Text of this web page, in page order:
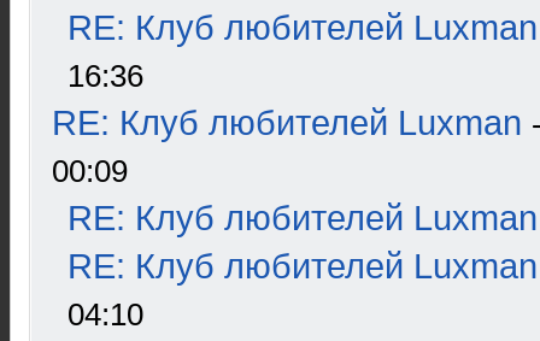
RE: Клуб любителей Luxman
16:36
RE: Клуб любителей Luxman
00:09
RE: Клуб любителей Luxman
RE: Клуб любителей Luxman
04:10